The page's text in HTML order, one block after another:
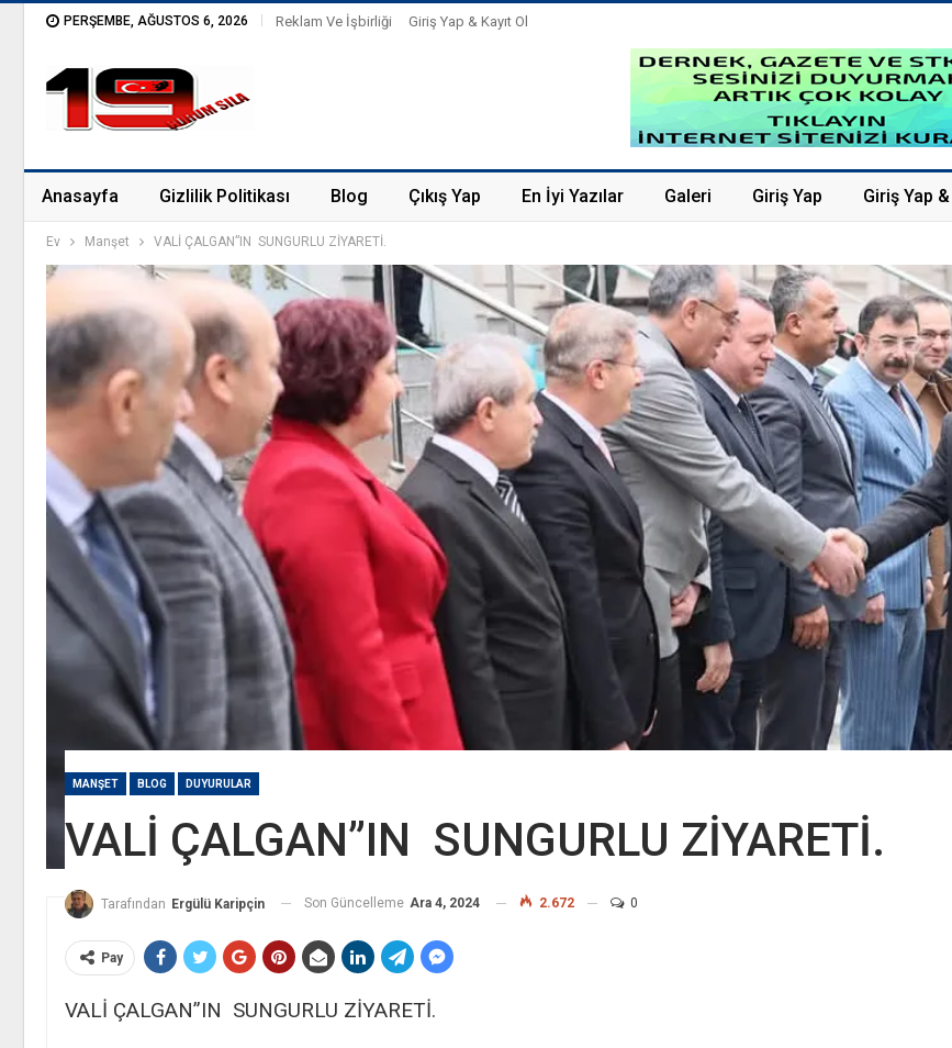
PERŞEMBE, AĞUSTOS 6, 2026 Reklam Ve İşbirliği Giriş Yap & Kayıt Ol
Anasayfa Gizlilik Politikası Blog Çıkış Yap En İyi Yazılar Galeri Giriş Yap Giriş Yap &
Ev Manşet VALİ ÇALGAN”IN SUNGURLU ZİYARETİ.
MANŞET BLOG DUYURULAR
VALİ ÇALGAN”IN SUNGURLU ZİYARETİ.
Tarafından Ergülü Karipçin Son Güncelleme Ara 4, 2024 2.672 0
Pay
VALİ ÇALGAN”IN SUNGURLU ZİYARETİ.